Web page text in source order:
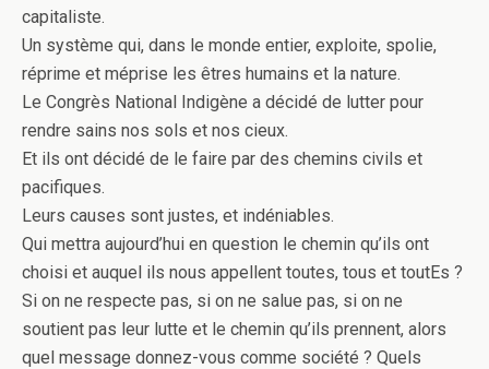
capitaliste.
Un système qui, dans le monde entier, exploite, spolie,
réprime et méprise les êtres humains et la nature.
Le Congrès National Indigène a décidé de lutter pour
rendre sains nos sols et nos cieux.
Et ils ont décidé de le faire par des chemins civils et
pacifiques.
Leurs causes sont justes, et indéniables.
Qui mettra aujourd’hui en question le chemin qu’ils ont
choisi et auquel ils nous appellent toutes, tous et toutEs ?
Si on ne respecte pas, si on ne salue pas, si on ne
soutient pas leur lutte et le chemin qu’ils prennent, alors
quel message donnez-vous comme société ? Quels